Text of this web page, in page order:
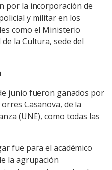
por la incorporación de
y militar en los
como el Ministerio
la Cultura, sede del
junio fueron ganados por
Casanova, de la
(UNE), como todas las
fue para el académico
la agrupación